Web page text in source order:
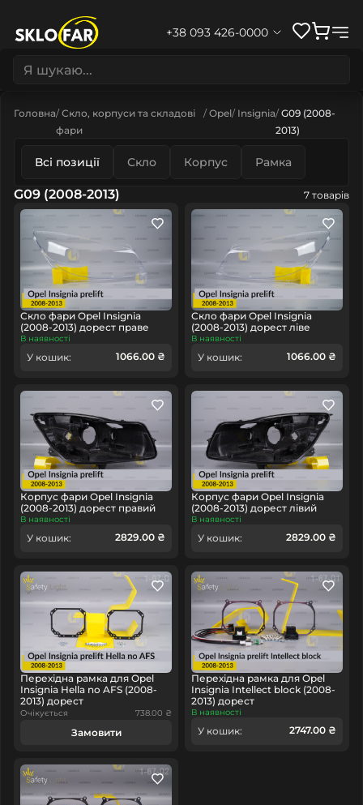
+38 093 426-0000
Головна Скло, корпуси та складові
фари
Opel Insignia G09 (2008-
2013)
Всі позиції Скло Корпус Рамка
G09 (2008-2013) 7 товарів
Скло фари Opel Insignia
(2008-2013) дорест праве
В наявності
У кошик: 1066.00 ₴
Скло фари Opel Insignia
(2008-2013) дорест ліве
В наявності
У кошик: 1066.00 ₴
Корпус фари Opel Insignia
(2008-2013) дорест правий
В наявності
У кошик: 2829.00 ₴
Корпус фари Opel Insignia
(2008-2013) дорест лівий
В наявності
У кошик: 2829.00 ₴
Перехідна рамка для Opel
Insignia Hella no AFS (2008-
2013) дорест
Очікується 738.00 ₴
Замовити
Перехідна рамка для Opel
Insignia Intellect block (2008-
2013) дорест
В наявності
У кошик: 2747.00 ₴